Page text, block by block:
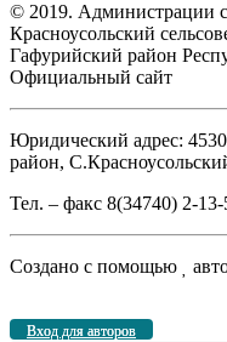
© 2019. Администрации
Красноусольский
Гафурийский район
Официальный сайт
Юридический адрес:
район,
Тел. – факс 8(34740) 2-13-
Создано с помощью
Вход для авторов